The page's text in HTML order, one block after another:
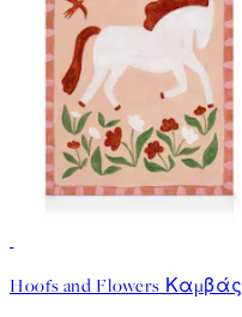
Hoofs and Flowers Καμβάς